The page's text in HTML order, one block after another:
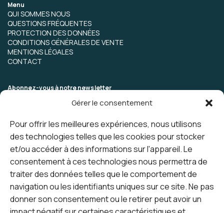
Gérer le consentement
Pour offrir les meilleures expériences, nous utilisons
des technologies telles que les cookies pour stocker
et/ou accéder à des informations sur l'appareil. Le
consentement à ces technologies nous permettra de
traiter des données telles que le comportement de
navigation ou les identifiants uniques sur ce site. Ne pas
donner son consentement ou le retirer peut avoir un
Menu
QUI SOMMES NOUS
QUESTIONS FRÉQUENTES
PROTECTION DES DONNÉES
CONDITIONS GÉNÉRALES DE VENTE
MENTIONS LÉGALES
CONTACT
Abonnez-vous à notre newsletter